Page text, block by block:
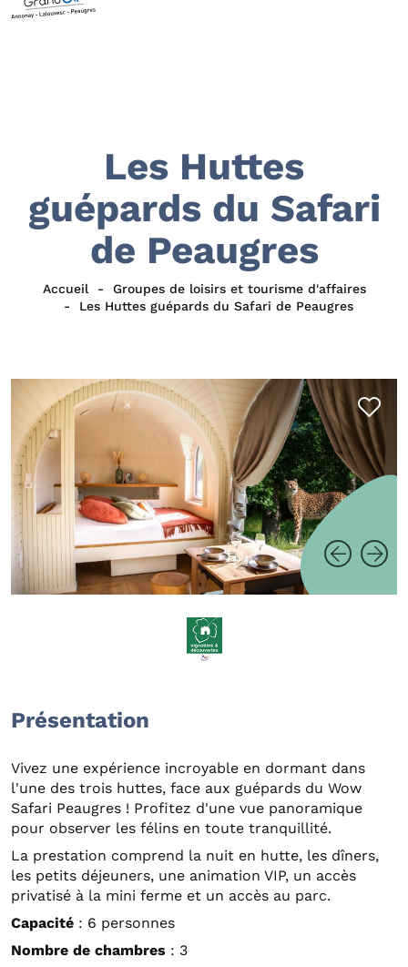
Les Huttes
guépards du Safari
de Peaugres
Accueil
Groupes de loisirs et tourisme d'affaires
Les Huttes guépards du Safari de Peaugres
Présentation
Vivez une expérience incroyable en dormant dans
l'une des trois huttes, face aux guépards du Wow
Safari Peaugres ! Profitez d'une vue panoramique
pour observer les félins en toute tranquillité.
La prestation comprend la nuit en hutte, les dîners,
les petits déjeuners, une animation VIP, un accès
privatisé à la mini ferme et un accès au parc.
Capacité : 6 personnes
Nombre de chambres : 3